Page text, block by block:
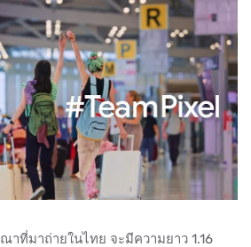
าที่มาถ่ายในไทย จะมีความยาว 1.16